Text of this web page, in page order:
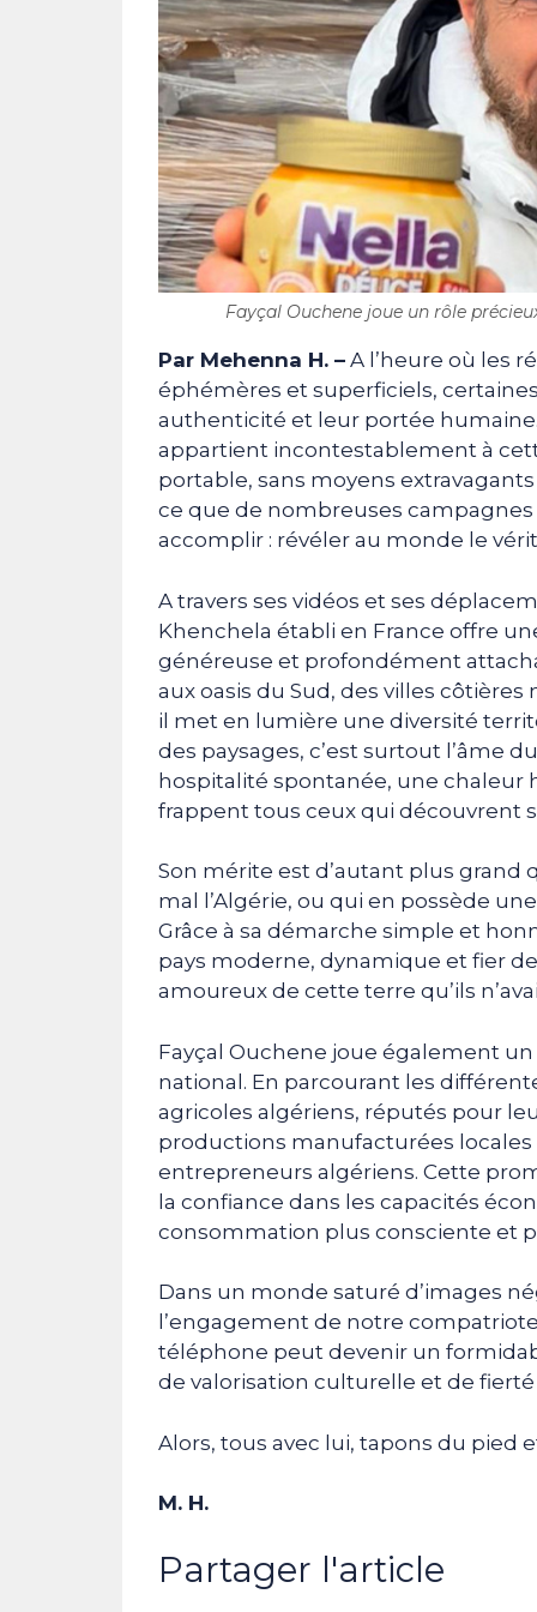
Fayçal Ouchene joue un rôle
Par Mehenna H. – A l’heure où les
éphémères et superficiels,
authenticité et leur portée
appartient incontestablement à
portable, sans moyens
ce que de nombreuses
accomplir : révéler au monde le
A travers ses vidéos et ses
Khenchela établi en France offre
généreuse et profondément
aux oasis du Sud, des villes
il met en lumière une diversité
des paysages, c’est surtout l’âme
hospitalité spontanée, une chaleur
frappent tous ceux qui découvrent
Son mérite est d’autant plus grand
mal l’Algérie, ou qui en possède
Grâce à sa démarche simple et
pays moderne, dynamique et fier
amoureux de cette terre qu’ils
Fayçal Ouchene joue également
national. En parcourant les
agricoles algériens, réputés pour
productions manufacturées
entrepreneurs algériens. Cette
la confiance dans les capacités
consommation plus consciente et
Dans un monde saturé d’images
l’engagement de notre
téléphone peut devenir un
de valorisation culturelle et de
Alors, tous avec lui, tapons du pied
M. H.
Partager l'article